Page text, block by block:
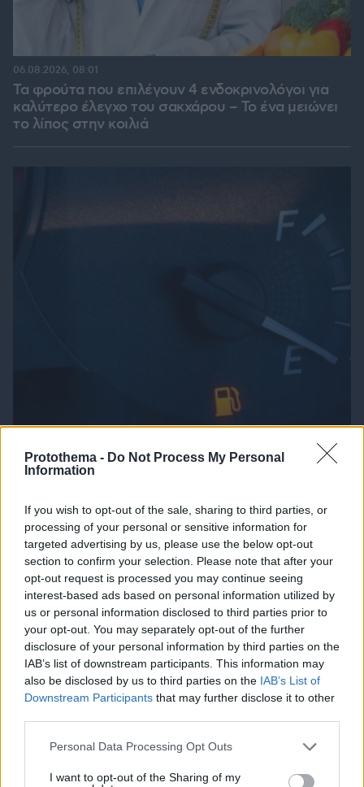
Protothema - Do Not Process My Personal
Information
If you wish to opt-out of the sale, sharing to third parties, or
processing of your personal or sensitive information for
targeted advertising by us, please use the below opt-out
section to confirm your selection. Please note that after your
opt-out request is processed you may continue seeing
interest-based ads based on personal information utilized by
us or personal information disclosed to third parties prior to
your opt-out. You may separately opt-out of the further
disclosure of your personal information by third parties on the
IAB’s list of downstream participants. This information may
also be disclosed by us to third parties on the IAB’s List of
Downstream Participants that may further disclose it to other
Please note that this website/app uses one or more Google
not limited to your visit or usage behaviour. You may click to
Personal Data Processing Opt Outs
I want to opt-out of the Sharing of my
Τα φρούτα που επιλέγουν 4 ενδοκρινολόγοι για
καλύτερο έλεγχο του σακχάρου – Το ένα μειώνει
το λίπος στην κοιλιά
06.08.2026, 08:01
Ποιο αυτοκίνητο βενζίνης έκανε 1.980 χλμ με έναν
ανεφοδιασμό;
06.08.2026, 19:12